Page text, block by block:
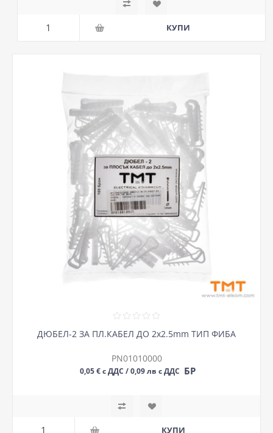
ДЮБЕЛ-2 ЗА ПЛ.КАБЕЛ ДО 2х2.5mm ТИП ФИБА
PN01010000
0,05 € с ДДС / 0,09 лв с ДДС БР